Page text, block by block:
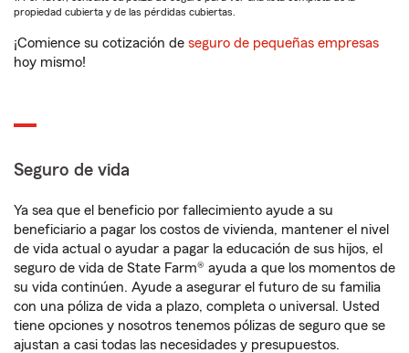
propiedad cubierta y de las pérdidas cubiertas.
¡Comience su cotización de seguro de pequeñas empresas
hoy mismo!
Seguro de vida
Ya sea que el beneficio por fallecimiento ayude a su
beneficiario a pagar los costos de vivienda, mantener el nivel
de vida actual o ayudar a pagar la educación de sus hijos, el
seguro de vida de State Farm® ayuda a que los momentos de
su vida continúen. Ayude a asegurar el futuro de su familia
con una póliza de vida a plazo, completa o universal. Usted
tiene opciones y nosotros tenemos pólizas de seguro que se
ajustan a casi todas las necesidades y presupuestos.